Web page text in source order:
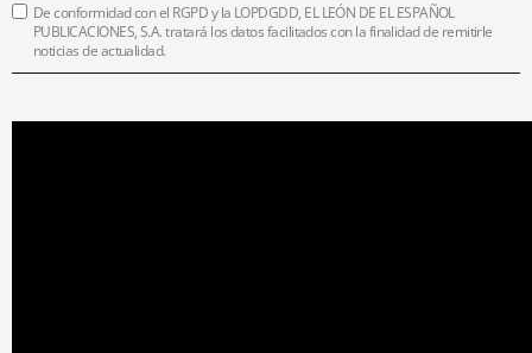
De conformidad con el RGPD y la LOPDGDD, EL LEÓN DE EL ESPAÑOL
PUBLICACIONES, S.A. tratará los datos facilitados con la finalidad de remitirle
noticias de actualidad.